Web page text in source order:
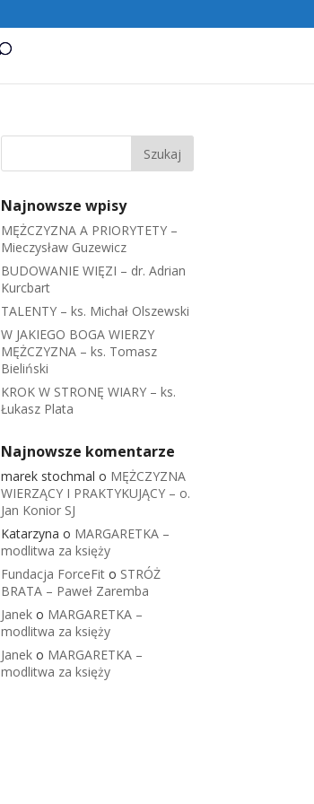
Najnowsze wpisy
MĘŻCZYZNA A PRIORYTETY –
Mieczysław Guzewicz
BUDOWANIE WIĘZI – dr. Adrian
Kurcbart
TALENTY – ks. Michał Olszewski
W JAKIEGO BOGA WIERZY
MĘŻCZYZNA – ks. Tomasz
Bieliński
KROK W STRONĘ WIARY – ks.
Łukasz Plata
Najnowsze komentarze
marek stochmal o MĘŻCZYZNA
WIERZĄCY I PRAKTYKUJĄCY – o.
Jan Konior SJ
Katarzyna o MARGARETKA –
modlitwa za księży
Fundacja ForceFito STRÓŻ
BRATA – Paweł Zaremba
Janeko MARGARETKA –
modlitwa za księży
Janeko MARGARETKA –
modlitwa za księży